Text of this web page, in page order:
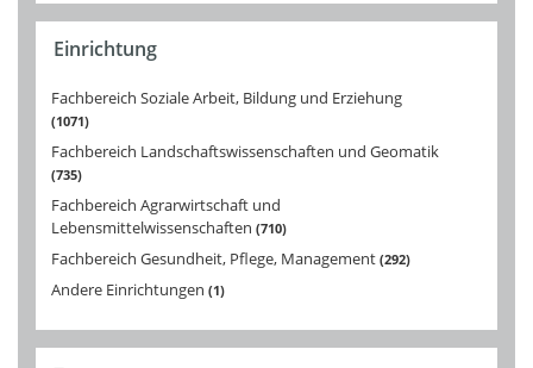
Einrichtung
Fachbereich Soziale Arbeit, Bildung und Erziehung
1071
Fachbereich Landschaftswissenschaften und Geomatik
735
Fachbereich Agrarwirtschaft und
Lebensmittelwissenschaften 710
Fachbereich Gesundheit, Pflege, Management 292
Andere Einrichtungen 1